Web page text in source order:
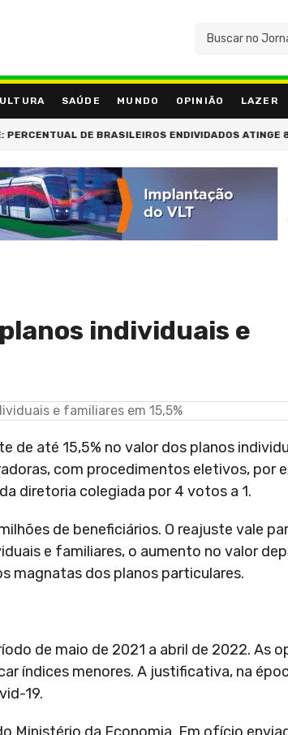
SAÚDE MUNDO OPINIÃO LAZER
DE BRASILEIROS ENDIVIDADOS ATINGE 82%
individuais e
de até 15,5% no valor dos planos
com procedimentos eletivos, por
diretoria colegiada por 4 votos a 1.
de beneficiários. O reajuste vale
e familiares, o aumento no valor
magnatas dos planos particulares.
de maio de 2021 a abril de 2022. As
índices menores. A justificativa, na
19.